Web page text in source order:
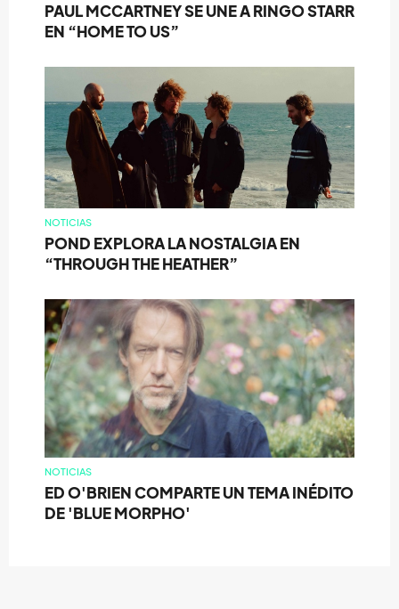
PAUL MCCARTNEY SE UNE A RINGO STARR
EN “HOME TO US”
NOTICIAS
POND EXPLORA LA NOSTALGIA EN
“THROUGH THE HEATHER”
NOTICIAS
ED O'BRIEN COMPARTE UN TEMA INÉDITO
DE 'BLUE MORPHO'